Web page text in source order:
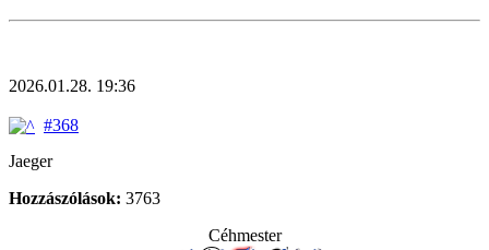
2026.01.28. 19:36
#368
Jaeger
Hozzászólások: 3763
Céhmester